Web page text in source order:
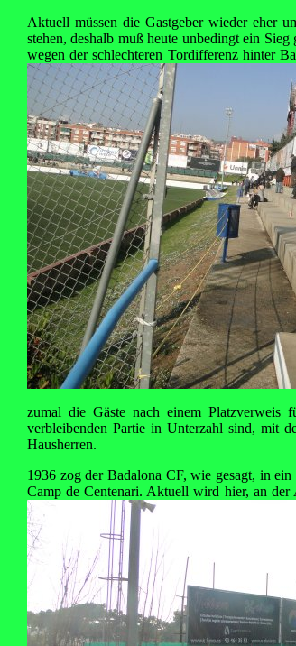
Aktuell müssen die Gastgeber wieder eher
stehen, deshalb muß heute unbedingt ein
wegen der schlechteren Tordifferenz hinter
zumal die Gäste nach einem
verbleibenden Partie in Unterzahl sind, mit
Hausherren.
1936 zog der Badalona CF, wie gesagt, in
Camp de Centenari. Aktuell wird hier, an der